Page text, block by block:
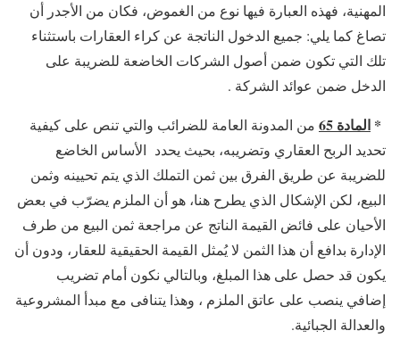
المهنية، فهذه العبارة فيها نوع من الغموض، فكان من الأجدر أن
تصاغ كما يلي: جميع الدخول الناتجة عن كراء العقارات باستثناء
تلك التي تكون ضمن أصول الشركات الخاضعة للضريبة على
الدخل ضمن عوائد الشركة .
* المادة 65
من المدونة العامة للضرائب والتي تنص على كيفية
تحديد الربح العقاري وتضريبه، بحيث يحدد الأساس الخاضع
للضريبة عن طريق الفرق بين ثمن التملك الذي يتم تحيينه وثمن
البيع، لكن الإشكال الذي يطرح هنا، هو أن الملزم يضرّب في بعض
الأحيان على فائض القيمة الناتج عن مراجعة ثمن البيع من طرف
الإدارة بدافع أن هذا الثمن لا يُمثل القيمة الحقيقية للعقار، ودون أن
يكون قد حصل على هذا المبلغ، وبالتالي نكون أمام تضريب
إضافي ينصب على عاتق الملزم ، وهذا يتنافى مع مبدأ المشروعية
والعدالة الجبائية.